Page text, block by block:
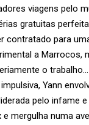
viagens pelo
gratuitas
contratado para
a Marrocos,
o
Yann
pelo infame
e mergulha numa